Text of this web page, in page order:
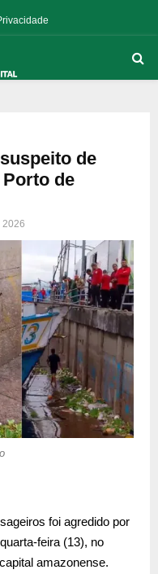
de
de
2026
foi agredido por
feira (13), no
amazonense.